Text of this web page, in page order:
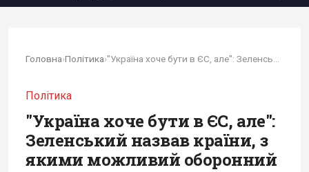
Головна›Політика›
Політика
"Україна хоче бути в ЄС, але":
Зеленський назвав країни, з
якими можливий оборонний